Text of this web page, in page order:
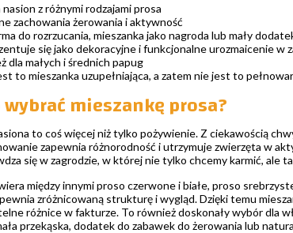
z różnymi rodzajami prosa
zachowania żerowania i aktywność
do rozrzucania, mieszanka jako nagroda lub mały
się jako dekoracyjne i funkcjonalne urozmaicenie w
dla małych i średnich papug
to mieszanka uzupełniająca, a zatem nie jest to
mieszankę prosa?
to coś więcej niż tylko pożywienie. Z ciekawością
zapewnia różnorodność i utrzymuje zwierzęta w
się w zagrodzie, w której nie tylko chcemy karmić, ale
między innymi proso czerwone i białe, proso
zróżnicowaną strukturę i wygląd. Dzięki temu
różnice w fakturze. To również doskonały wybór dla
przekąska, dodatek do zabawek do żerowania lub